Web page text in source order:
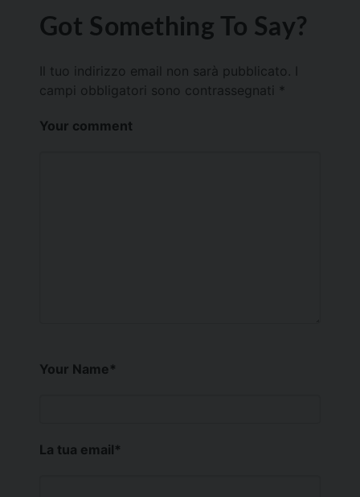
Got Something To Say?
Il tuo indirizzo email non sarà pubblicato.
campi obbligatori sono contrassegnati *
Your comment
Your Name*
La tua email*